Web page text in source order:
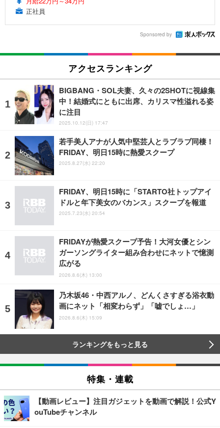
正社員
Sponsored by
アクセスランキング
BIGBANG・SOL夫妻、久々の2SHOTに視線集
中！結婚式にともに出席、カリスマ性溢れる姿
に注目
2025.10.12(日) 17:47
若手美人アナが人気中堅芸人とラブラブ同棲！
FRIDAY、明日15時に熱愛スクープ
2025.8.27(水) 22:20
FRIDAY、明日15時に「STARTO社トップアイ
ドルと年下美女のバカンス」スクープを報道
2025.7.23(水) 20:54
FRIDAYが熱愛スクープ予告！大河女優とシン
ガーソングライター組み合わせにネットで憶測
広がる
2026.8.6(木) 13:00
乃木坂46・中西アルノ、どんくさすぎる浴衣動
画にネット「相変わらず」「嘘でしょ…」
2026.8.6(木) 15:09
ランキングをもっと見る
特集・連載
【動画レビュー】注目ガジェットを動画で解説！公式Y
ouTubeチャンネル